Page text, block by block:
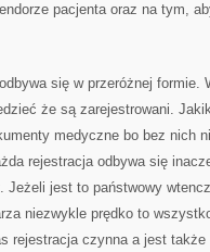
pacjenta oraz na tym,
się w przeróżnej formie.
że są zarejestrowani.
medyczne bo bez nich
rejestracja odbywa się
Jeżeli jest to państwowy
niezwykle prędko to
rejestracja czynna a jest